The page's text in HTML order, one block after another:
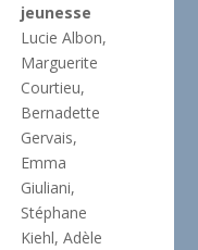
jeunesse
Lucie Albon,
Marguerite
Courtieu,
Bernadette
Gervais,
Emma
Giuliani,
Stéphane
Kiehl, Adèle